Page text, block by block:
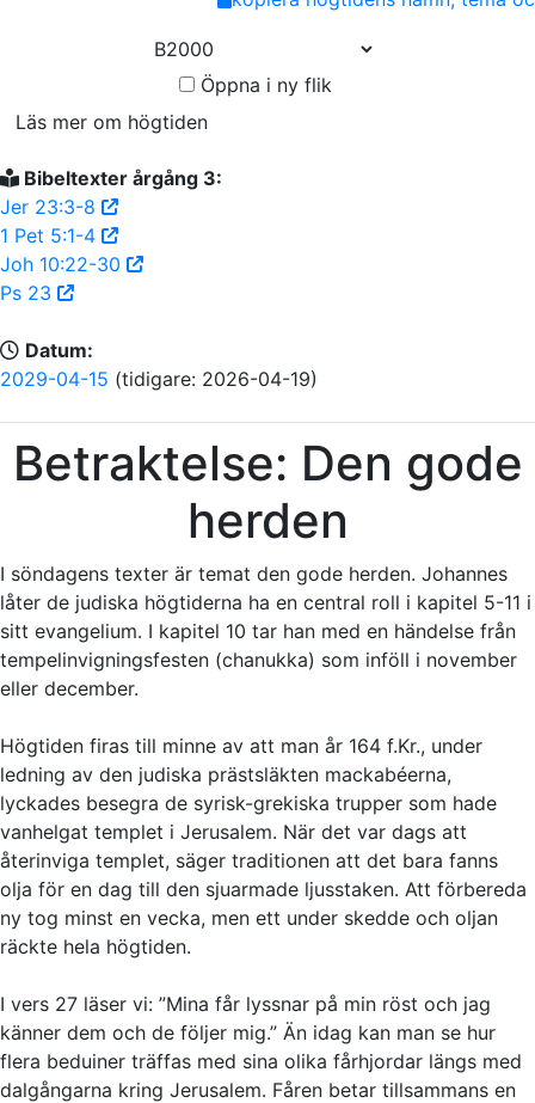
Öppna i ny flik
Läs mer om högtiden
Bibeltexter årgång 3:
Jer 23:3-8
1 Pet 5:1-4
Joh 10:22-30
Ps 23
Datum:
2029-04-15 (tidigare: 2026-04-19)
Betraktelse: Den gode
herden
I söndagens texter är temat den gode herden. Johannes
låter de judiska högtiderna ha en central roll i kapitel 5-11 i
sitt evangelium. I kapitel 10 tar han med en händelse från
tempelinvigningsfesten (chanukka) som inföll i november
eller december.
Högtiden firas till minne av att man år 164 f.Kr., under
ledning av den judiska prästsläkten mackabéerna,
lyckades besegra de syrisk-grekiska trupper som hade
vanhelgat templet i Jerusalem. När det var dags att
återinviga templet, säger traditionen att det bara fanns
olja för en dag till den sjuarmade ljusstaken. Att förbereda
ny tog minst en vecka, men ett under skedde och oljan
räckte hela högtiden.
I vers 27 läser vi: ”Mina får lyssnar på min röst och jag
känner dem och de följer mig.” Än idag kan man se hur
flera beduiner träffas med sina olika fårhjordar längs med
dalgångarna kring Jerusalem. Fåren betar tillsammans en